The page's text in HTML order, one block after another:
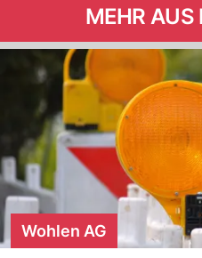
MEHR AUS
Wohlen AG